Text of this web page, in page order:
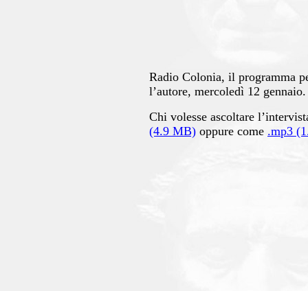
Radio Colonia, il programma
l’autore, mercoledì 12 gennaio.
Chi volesse ascoltare
(4.9 MB) oppure come .mp3